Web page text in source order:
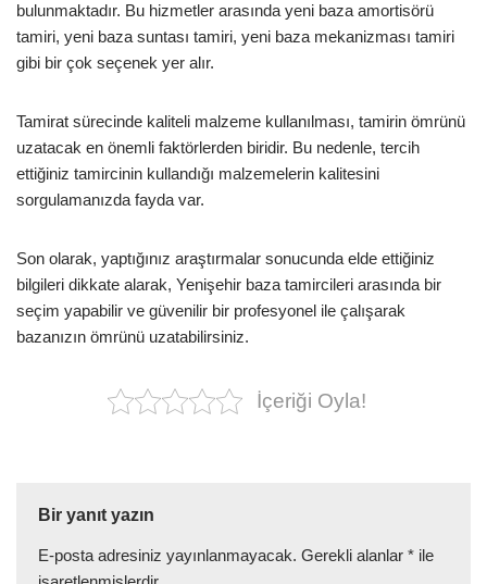
bulunmaktadır. Bu hizmetler arasında yeni baza amortisörü
tamiri, yeni baza suntası tamiri, yeni baza mekanizması tamiri
gibi bir çok seçenek yer alır.
Tamirat sürecinde kaliteli malzeme kullanılması, tamirin ömrünü
uzatacak en önemli faktörlerden biridir. Bu nedenle, tercih
ettiğiniz tamircinin kullandığı malzemelerin kalitesini
sorgulamanızda fayda var.
Son olarak, yaptığınız araştırmalar sonucunda elde ettiğiniz
bilgileri dikkate alarak, Yenişehir baza tamircileri arasında bir
seçim yapabilir ve güvenilir bir profesyonel ile çalışarak
bazanızın ömrünü uzatabilirsiniz.
İçeriği Oyla!
Bir yanıt yazın
E-posta adresiniz yayınlanmayacak. Gerekli alanlar * ile